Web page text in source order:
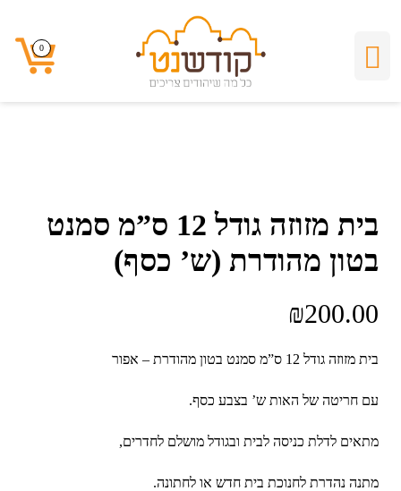
0
בית מזוזה גודל 12 ס”מ סמנט
בטון מהודרת (ש’ כסף)
₪200.00
בית מזוזה גודל 12 ס”מ סמנט בטון מהודרת – אפור
עם חריטה של האות ש’ בצבע כסף.
מתאים לדלת כניסה לבית ובגודל מושלם לחדרים,
מתנה נהדרת לחנוכת בית חדש או לחתונה.
0